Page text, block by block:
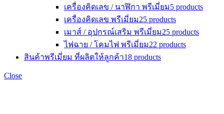
เครื่องคิดเลข / นาฬิกา พรีเมี่ยม5 products
เครื่องคิดเลข พรีเมี่ยม25 products
เมาส์ / อุปกรณ์เสริม พรีเมี่ยม25 products
ไฟฉาย / โคมไฟ พรีเมี่ยม22 products
สินค้าพรีเมี่ยม ที่ผลิตให้ลูกค้า18 products
Close